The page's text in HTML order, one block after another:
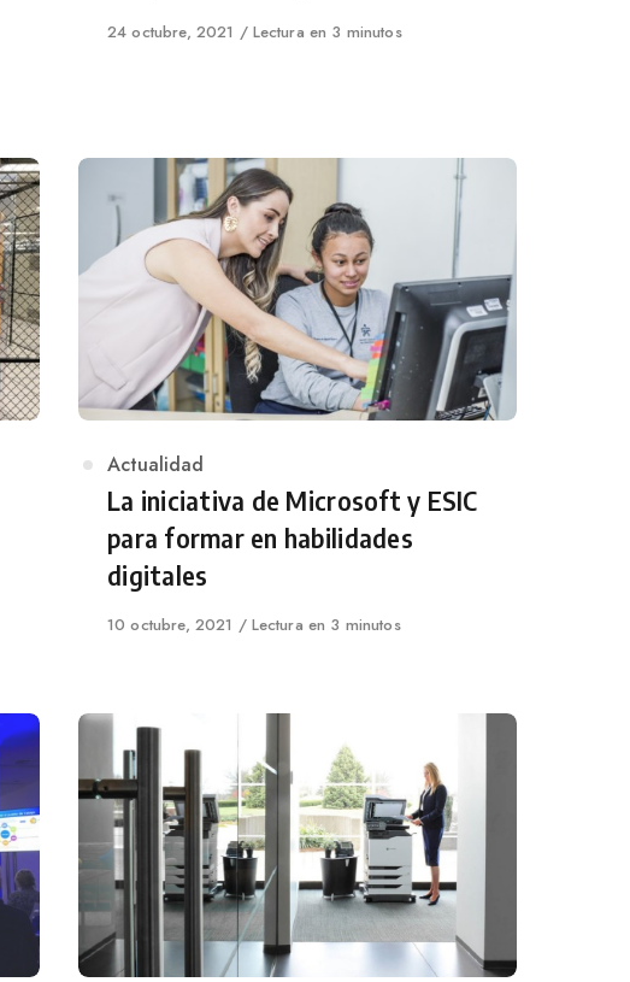
Published
24 octubre, 2021 Lectura en 3 minutos
Category
Actualidad
La iniciativa de Microsoft y ESIC
para formar en habilidades
digitales
Published
10 octubre, 2021 Lectura en 3 minutos